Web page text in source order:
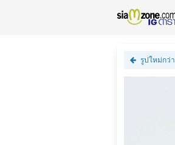
รูปใหม่กว่า